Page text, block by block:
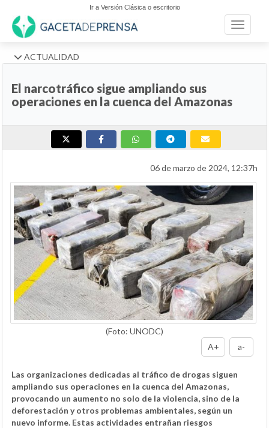
Ir a Versión Clásica o escritorio
Toggle
ACTUALIDAD
El narcotráfico sigue ampliando sus
operaciones en la cuenca del Amazonas
06 de marzo de 2024, 12:37h
(Foto: UNODC)
A+
a-
Las organizaciones dedicadas al tráfico de drogas siguen
ampliando sus operaciones en la cuenca del Amazonas,
provocando un aumento no solo de la violencia, sino de la
deforestación y otros problemas ambientales, según un
nuevo informe. Estas actividades entrañan riesgos